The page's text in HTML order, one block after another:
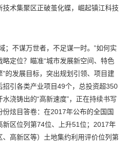
术集聚区正破茧化蝶，崛起镇江科技
；不谋万世者，不足谋一时。”如何实
定位？瞄准“城市发展新空间、特色
的发展目标，突出规划引领、项目建
引各类产业项目49个，总投资超350
浇铸出的“高新速度”，正在持续书写
炫目答卷：在2017年公布的全国国
新区位列第74位、上升51位；2017年
高新区等）土地集约利用评价位列第